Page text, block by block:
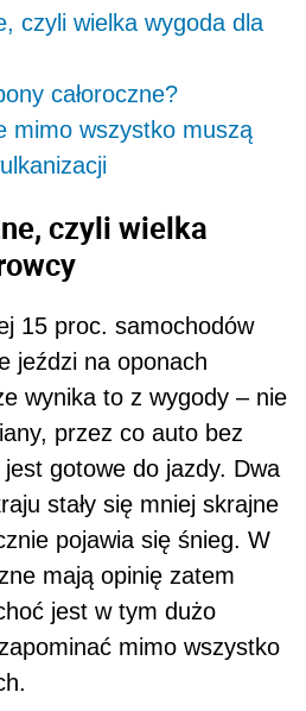
czyli wielka wygoda dla
całoroczne?
mimo wszystko muszą
czyli wielka
15 proc. samochodów
jeździ na oponach
wynika to z wygody – nie
przez co auto bez
gotowe do jazdy. Dwa
stały się mniej skrajne
pojawia się śnieg. W
mają opinię zatem
jest w tym dużo
mimo wszystko